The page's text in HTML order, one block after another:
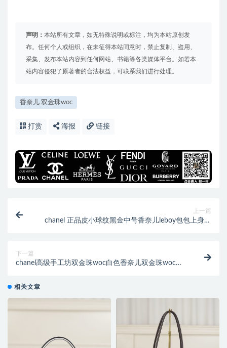
声明： 本站所有文章，如无特殊说明或标注，均为本站原创发
布。任何个人或组织，在未征得本站同意时，禁止复制、盗用、
采集、发布本站内容到任何网站、书籍等各类媒体平台。如若本
站内容侵犯了原著者的合法权益，可联系我们进行处理。
香奈儿 双金珠woc
打赏 海报 链接
上一篇
chanel 正品皮小球纹黑金中号香奈儿leboy包包上身效
下一篇
chanel高级手工坊双金珠woc白色香奈儿双金珠woc种
相关文章